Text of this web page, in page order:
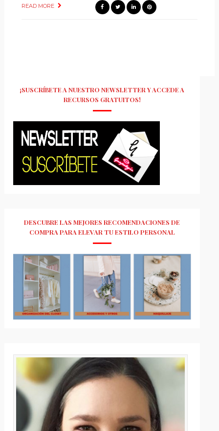
READ MORE
¡SUSCRÍBETE A NUESTRO NEWSLETTER Y ACCEDE A
RECURSOS GRATUITOS!
DESCUBRE LAS MEJORES RECOMENDACIONES DE
COMPRA PARA ELEVAR TU ESTILO PERSONAL